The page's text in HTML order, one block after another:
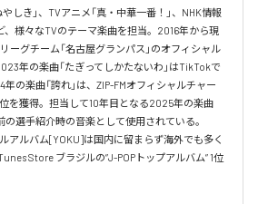
しき」、TVアニメ「真・中華一番！」、NHK情報
、様々なTVのテーマ楽曲を担当。2016年から現
ーグチーム「名古屋グランパス」のオフィシャル
年の楽曲「たぎってしかたないわ」はTikTokで
の楽曲「誇れ」は、ZIP-FMオフィシャルチャー
位を獲得。担当して10年目となる2025年の楽曲
の選手紹介時の音楽として使用されている。
アルバム[YOKU]は国内に留まらず海外でも多く
Store ブラジルの”J-POPトップアルバム” 1位